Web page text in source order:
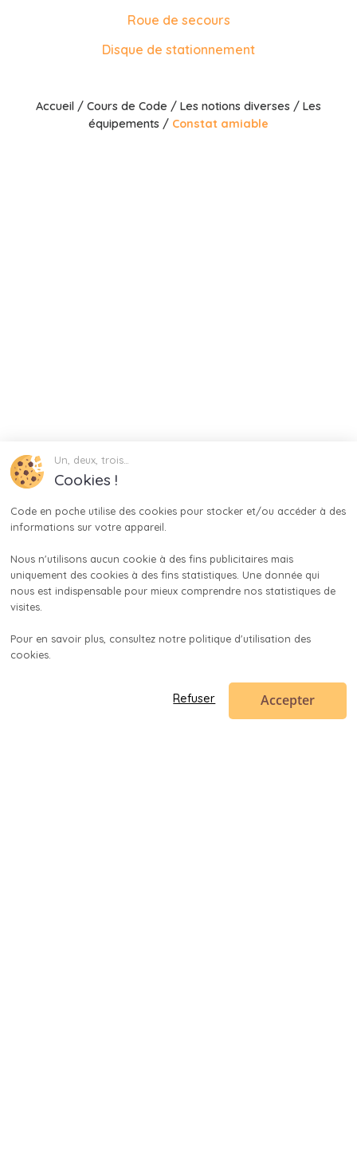
Un, deux, trois…
Cookies !
Code en poche utilise des cookies pour stocker et/ou accéder à des
informations sur votre appareil.
Nous n'utilisons aucun cookie à des fins publicitaires mais
uniquement des cookies à des fins statistiques. Une donnée qui
nous est indispensable pour mieux comprendre nos statistiques de
visites.
Pour en savoir plus, consultez notre politique d'utilisation des
cookies.
Refuser Accepter
Roue de secours
Disque de stationnement
Accueil / Cours de Code / Les notions diverses / Les
équipements / Constat amiable